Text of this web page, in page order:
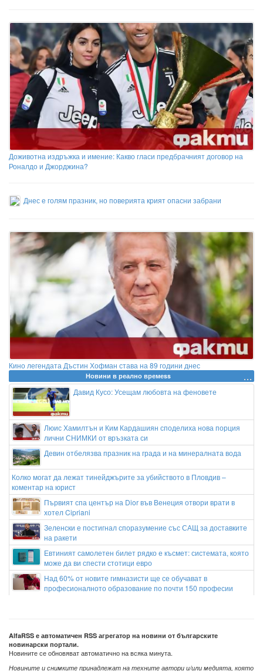
Доживотна издръжка и имение: Какво гласи предбрачният договор на
Роналдо и Джорджина?
Днес е голям празник, но поверията крият опасни забрани
Кино легендата Дъстин Хофман става на 89 години днес
Новини в реално времеss
Давид Кусо: Усещам любовта на феновете
Люис Хамилтън и Ким Кардашиян споделиха нова порция
лични СНИМКИ от връзката си
Девин отбелязва празник на града и на минералната вода
Колко могат да лежат тинейджърите за убийството в Пловдив –
коментар на юрист
Първият спа център на Dior във Венеция отвори врати в
хотел Cipriani
Зеленски е постигнал споразумение със САЩ за доставките
на ракети
Евтиният самолетен билет рядко е късмет: системата, която
може да ви спести стотици евро
Над 60% от новите гимназисти ще се обучават в
професионалното образование по почти 150 професии
AlfaRSS е автоматичен RSS агрегатор на новини от българските
новинарски портали.
Новините се обновяват автоматично на всяка минута.
Новините и снимките принадлежат на техните автори и/или медията, която